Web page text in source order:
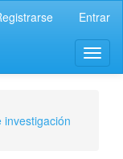
Entrar